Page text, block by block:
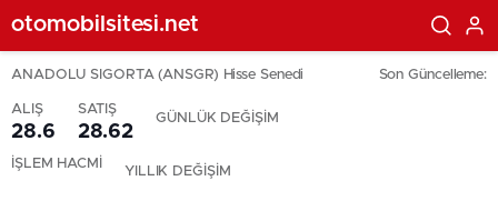
otomobilsitesi.net
ANADOLU SIGORTA (ANSGR) Hisse Senedi Son Güncelleme:
ALIŞ
28.6
SATIŞ
28.62
GÜNLÜK DEĞİŞİM
İŞLEM HACMİ YILLIK DEĞİŞİM